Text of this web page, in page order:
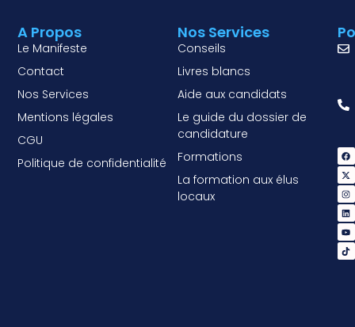
Nos Services
Conseils
Livres blancs
Aide aux candidats
Le guide du dossier de
candidature
Formations
La formation aux élus
locaux
A Propos
Le Manifeste
Contact
Nos Services
Mentions légales
CGU
Politique de confidentialité